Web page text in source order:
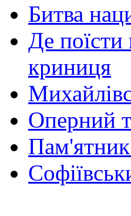
Битва
Де поїсти
криниця
Оперний